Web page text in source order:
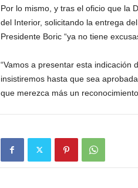
Por lo mismo, y tras el oficio que la
del Interior, solicitando la entrega
Presidente Boric “ya no tiene
“Vamos a presentar esta indicación
insistiremos hasta que sea
que merezca más un